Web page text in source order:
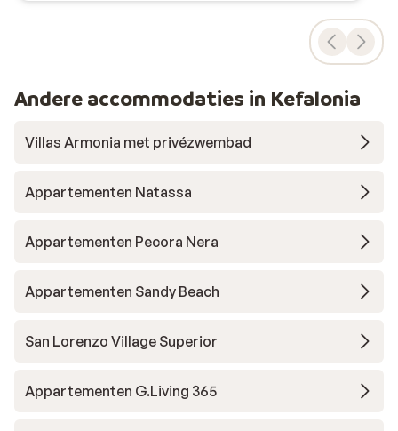
Andere accommodaties in Kefalonia
Villas Armonia met privézwembad
Appartementen Natassa
Appartementen Pecora Nera
Appartementen Sandy Beach
San Lorenzo Village Superior
Appartementen G.Living 365